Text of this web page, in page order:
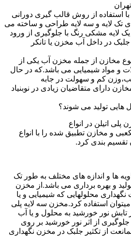
با استفاده از روش قالب گیری دورانی
تک لایه و سه لایه طراحی و ساخته می
لایه مشکی رنگ با جلوگیری از ورود
در داخل آب مخزن یا تانکر
مخازن از جمله مخزن آب یکی از
و مواد شیمیایی می باشد.که در حال
کم و سهولت در جابه
دارای متقاضیان زیادی در نوبنیاد
هایی تولید می شوند؟
اتیلن در انواع
و مخازن تطبیق شده را با انواع
تقسیم بندی کرد.
ها و اندازه های مختلف به طور تک
تولید و بهره برداری می باشد.از مخزن
نگهداری محلولهایی که شیمیایی و یا
استفاده کرد.مخزن سه لایه پلی
تابش نور خورشید به محلول و یا آب
از اثر نور خورشید بر روی
از تکثیر جلبک در مخزن نگهداری